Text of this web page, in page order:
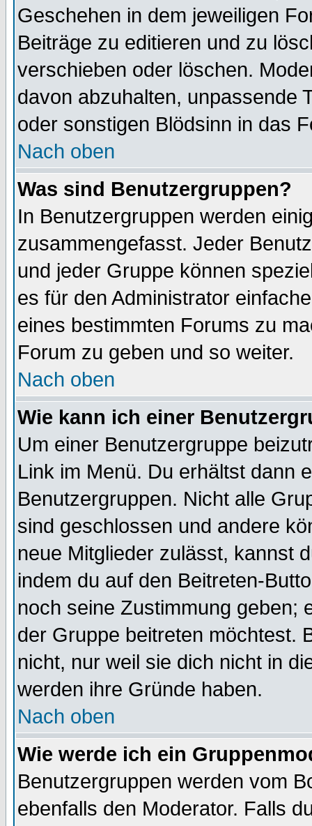
Geschehen in dem jeweiligen
Beiträge zu editieren und zu
verschieben oder löschen.
davon abzuhalten, unpassende
oder sonstigen Blödsinn in das
Nach oben
Was sind Benutzergruppen?
In Benutzergruppen werden
zusammengefasst. Jeder
und jeder Gruppe können
es für den Administrator
eines bestimmten Forums zu
Forum zu geben und so weiter.
Nach oben
Wie kann ich einer
Um einer Benutzergruppe
Link im Menü. Du erhältst dann
Benutzergruppen. Nicht alle
sind geschlossen und andere
neue Mitglieder zulässt, kannst
indem du auf den Beitreten-
noch seine Zustimmung geben;
der Gruppe beitreten möchtest.
nicht, nur weil sie dich nicht in
werden ihre Gründe haben.
Nach oben
Wie werde ich ein
Benutzergruppen werden vom
ebenfalls den Moderator. Falls